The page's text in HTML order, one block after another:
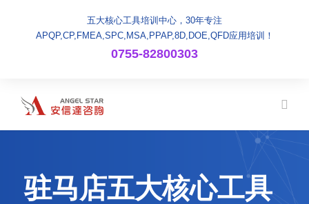
五大核心工具培训中心，30年专注
APQP,CP,FMEA,SPC,MSA,PPAP,8D,DOE,QFD应用培训！
0755-82800303
驻马店五大核心工具